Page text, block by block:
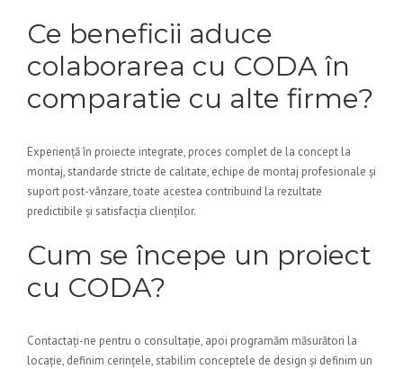
Ce beneficii aduce
colaborarea cu CODA în
comparatie cu alte firme?
Experiență în proiecte integrate, proces complet de la concept la
montaj, standarde stricte de calitate, echipe de montaj profesionale și
suport post-vânzare, toate acestea contribuind la rezultate
predictibile și satisfacția clienților.
Cum se începe un proiect
cu CODA?
Contactați-ne pentru o consultație, apoi programăm măsurători la
locație, definim cerințele, stabilim conceptele de design și definim un